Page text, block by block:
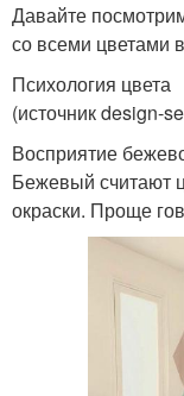
Давайте
со всеми цветами
Психология цвета
(источник design-
Восприятие
Бежевый считают
окраски. Проще